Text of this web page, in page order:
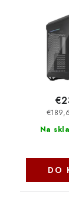
Tint
Na
DO